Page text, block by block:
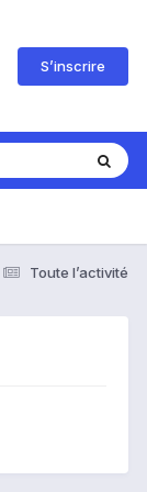
S’inscrire
Toute l’activité